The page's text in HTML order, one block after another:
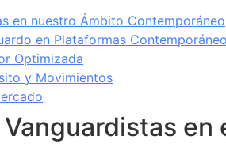
en nuestro Ámbito Contemporáneo
en Plataformas
Optimizada
y Movimientos